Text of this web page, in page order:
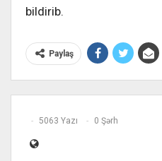
bildirib.
Paylaş
5063 Yazı 0 Şərh